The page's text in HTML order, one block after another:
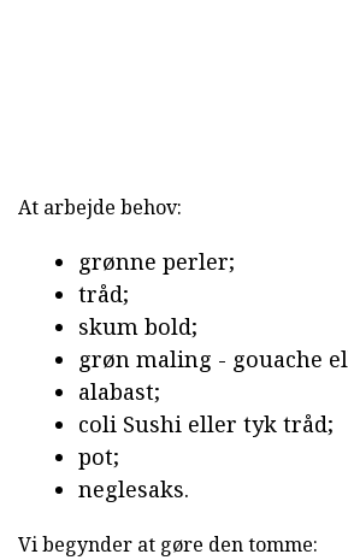
At arbejde behov:
grønne perler;
tråd;
skum bold;
grøn maling - gouache
alabast;
coli Sushi eller tyk tråd;
pot;
neglesaks.
Vi begynder at gøre den tomme: